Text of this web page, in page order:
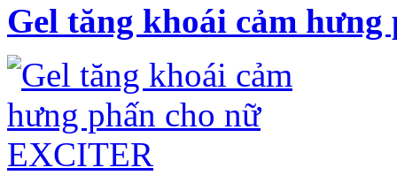
Gel tăng khoái cảm